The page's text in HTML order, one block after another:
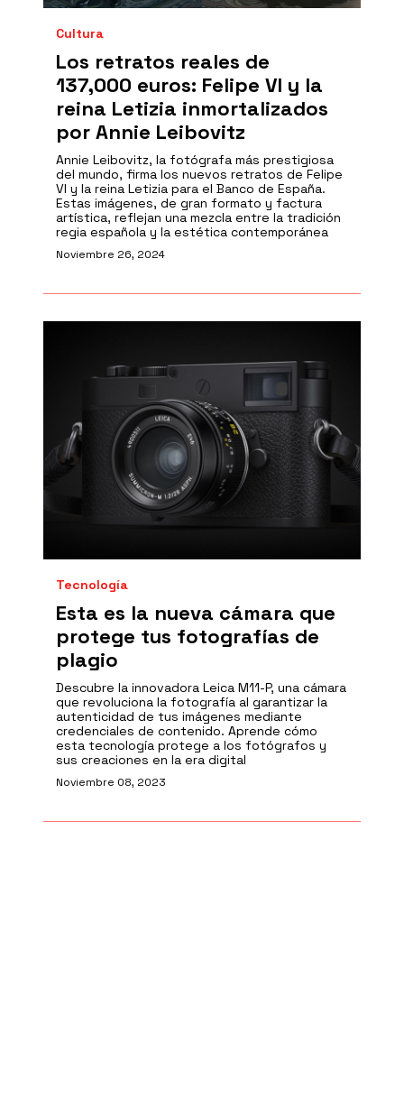
Cultura
Los retratos reales de
137,000 euros: Felipe VI y la
reina Letizia inmortalizados
por Annie Leibovitz
Annie Leibovitz, la fotógrafa más prestigiosa
del mundo, firma los nuevos retratos de Felipe
VI y la reina Letizia para el Banco de España.
Estas imágenes, de gran formato y factura
artística, reflejan una mezcla entre la tradición
regia española y la estética contemporánea
Noviembre 26, 2024
Tecnología
Esta es la nueva cámara que
protege tus fotografías de
plagio
Descubre la innovadora Leica M11-P, una cámara
que revoluciona la fotografía al garantizar la
autenticidad de tus imágenes mediante
credenciales de contenido. Aprende cómo
esta tecnología protege a los fotógrafos y
sus creaciones en la era digital
Noviembre 08, 2023